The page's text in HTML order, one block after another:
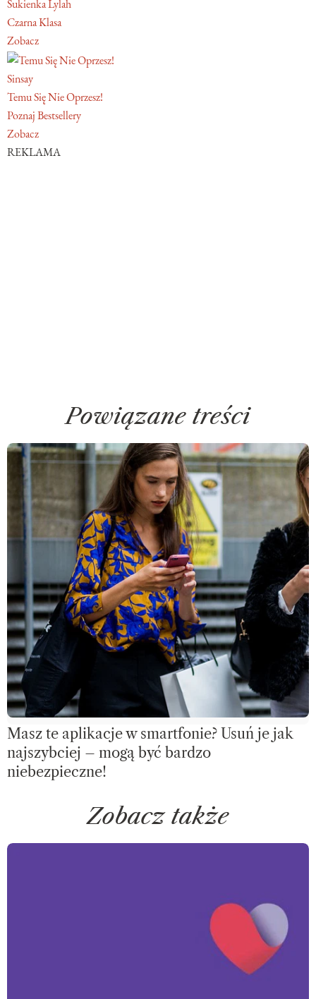
Sukienka Lylah
Czarna Klasa
Zobacz
Sinsay
Temu Się Nie Oprzesz!
Poznaj Bestsellery
Zobacz
REKLAMA
Powiązane treści
Masz te aplikacje w smartfonie? Usuń je jak
najszybciej – mogą być bardzo
niebezpieczne!
Zobacz także